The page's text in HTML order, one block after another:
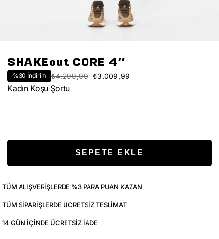
SHAKEout CORE 4''
%30 İndirim ₺4.299,99 ₺3.009,99
Kadın Koşu Şortu
TÜM ALIŞVERIŞLERDE %3 PARA PUAN KAZAN
TÜM SIPARIŞLERDE ÜCRETSIZ TESLIMAT
14 GÜN IÇINDE ÜCRETSIZ IADE